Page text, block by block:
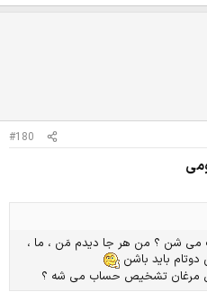
#180
مى شن ؟ من هر جا ديدم مَن ، ما ،
بايد باشن
مرغان تشخيص حساب مى شه ؟